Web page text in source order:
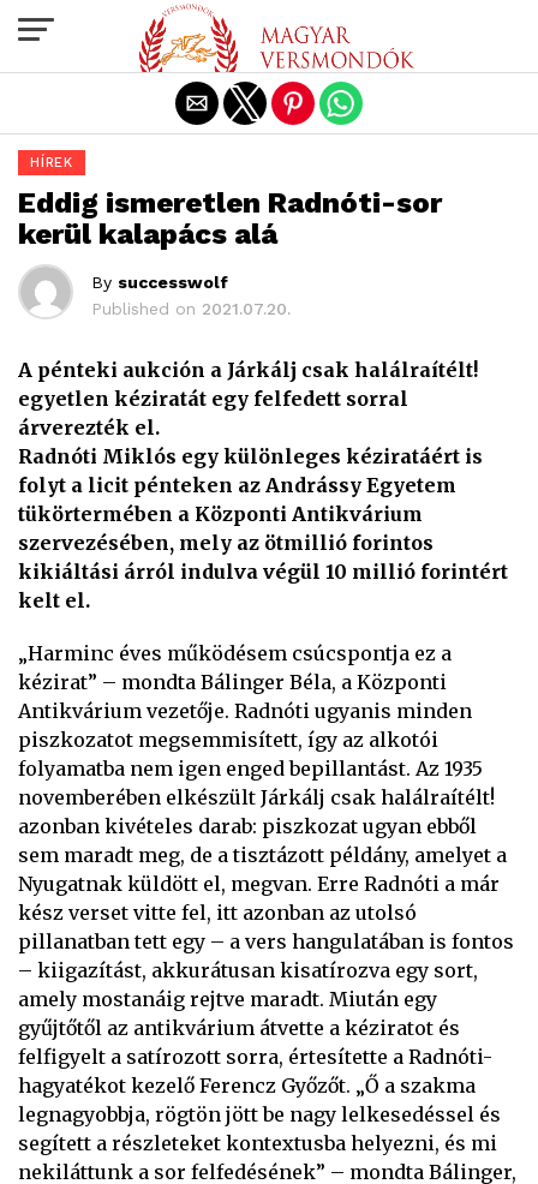
HÍREK
Eddig ismeretlen Radnóti-sor
kerül kalapács alá
By successwolf
Published on 2021.07.20.
A pénteki aukción a Járkálj csak halálraítélt!
egyetlen kéziratát egy felfedett sorral
árverezték el.
Radnóti Miklós egy különleges kéziratáért is
folyt a licit pénteken az Andrássy Egyetem
tükörtermében a Központi Antikvárium
szervezésében, mely az ötmillió forintos
kikiáltási árról indulva végül 10 millió forintért
kelt el.
„Harminc éves működésem csúcspontja ez a
kézirat” – mondta Bálinger Béla, a Központi
Antikvárium vezetője. Radnóti ugyanis minden
piszkozatot megsemmisített, így az alkotói
folyamatba nem igen enged bepillantást. Az 1935
novemberében elkészült Járkálj csak halálraítélt!
azonban kivételes darab: piszkozat ugyan ebből
sem maradt meg, de a tisztázott példány, amelyet a
Nyugatnak küldött el, megvan. Erre Radnóti a már
kész verset vitte fel, itt azonban az utolsó
pillanatban tett egy – a vers hangulatában is fontos
– kiigazítást, akkurátusan kisatírozva egy sort,
amely mostanáig rejtve maradt. Miután egy
gyűjtőtől az antikvárium átvette a kéziratot és
felfigyelt a satírozott sorra, értesítette a Radnóti-
hagyatékot kezelő Ferencz Győzőt. „Ő a szakma
legnagyobbja, rögtön jött be nagy lelkesedéssel és
segített a részleteket kontextusba helyezni, és mi
nekiláttunk a sor felfedésének” – mondta Bálinger,
Exit mobile version